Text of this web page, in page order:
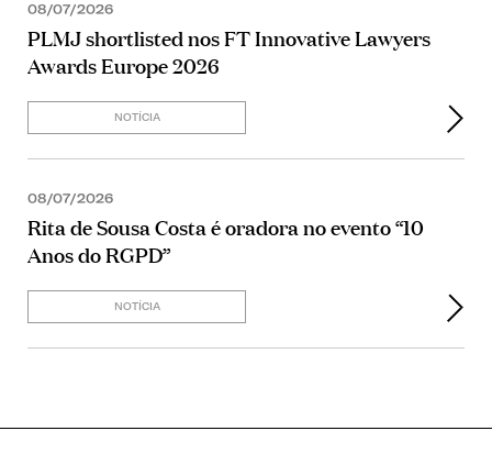
08/07/2026
PLMJ shortlisted nos FT Innovative Lawyers
Awards Europe 2026
NOTÍCIA
08/07/2026
Rita de Sousa Costa é oradora no evento “10
Anos do RGPD”
NOTÍCIA